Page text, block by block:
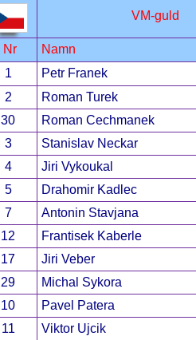
VM-guld
Nr Namn
1
Petr Franek
2
Roman Turek
30
Roman Cechmanek
3
Stanislav Neckar
4
Jiri Vykoukal
5
Drahomir Kadlec
7
Antonin Stavjana
12
Frantisek Kaberle
17
Jiri Veber
29
Michal Sykora
10
Pavel Patera
11
Viktor Ujcik